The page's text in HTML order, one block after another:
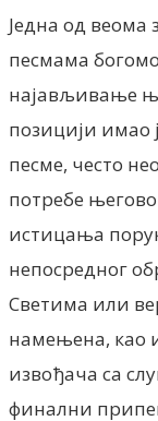
Једна од веома
песмама
најављивање
позицији имао
песме, често
потребе
истицања
непосредног
Светима или
намењена, као
извођача са
финални